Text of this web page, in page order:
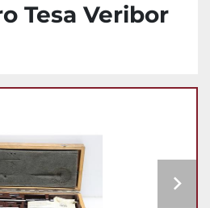
Tesa Veribor